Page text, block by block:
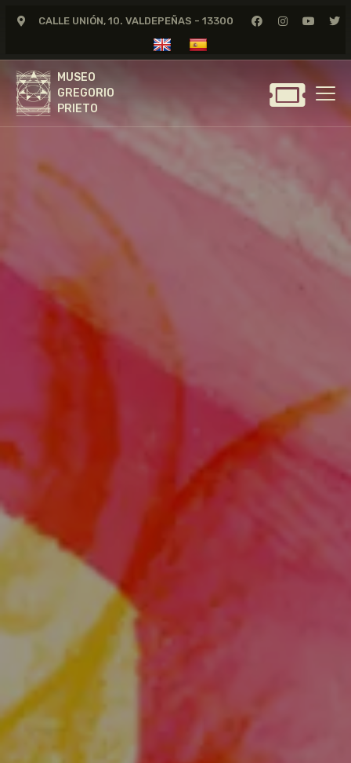
CALLE UNIÓN, 10. VALDEPEÑAS - 13300
MUSEO
GREGORIO
PRIETO
MUSEO
GREGORIO
GREGORIO PRIETO
ARCHIVO
CERTAMEN DE DIBUJO
FUNDACIÓN
NOTICIAS